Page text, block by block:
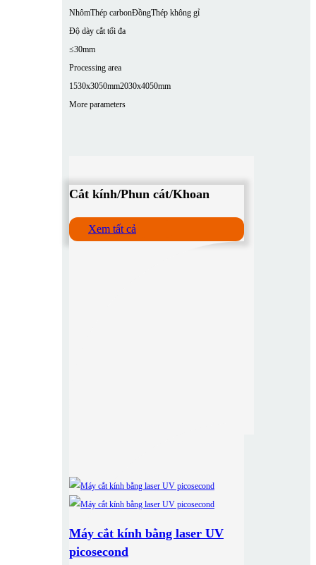
NhômThép carbonĐồngThép không gỉ
Độ dày cắt tối đa
≤30mm
Processing area
1530x3050mm2030x4050mm
More parameters
Cắt kính/Phun cát/Khoan
Xem tất cả
Máy cắt kính bằng laser UV
picosecond